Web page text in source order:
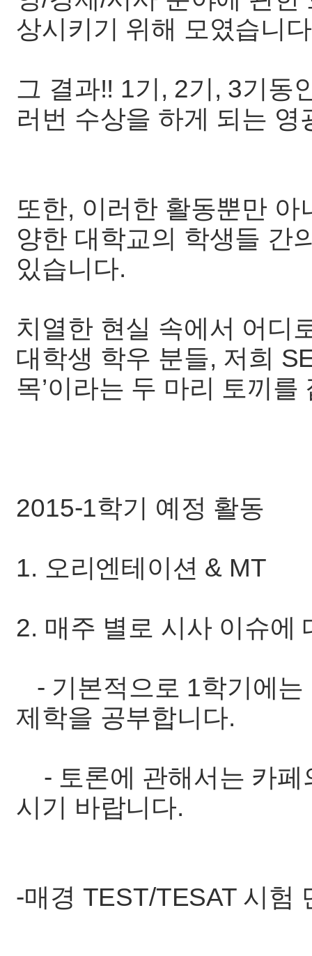
상시키기 위해 모였습니
그 결과!! 1기, 2기, 3기동
러번 수상을 하게 되는 영
또한, 이러한 활동뿐만
양한 대학교의 학생들 간
있습니다.
치열한 현실 속에서 어디
대학생 학우 분들, 저희
목’이라는 두 마리 토끼
2015-1학기 예정 활동
1. 오리엔테이션 & MT
2. 매주 별로 시사 이슈에
- 기본적으로 1학기에는
제학을 공부합니다.
- 토론에 관해서는 카페
시기 바랍니다.
-매경 TEST/TESAT 시험